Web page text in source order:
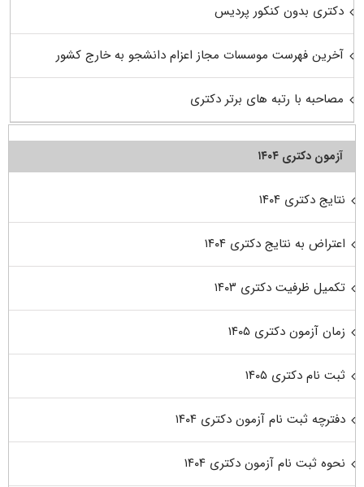
دکتری بدون کنکور پردیس
آخرین فهرست موسسات مجاز اعزام دانشجو به خارج کشور
مصاحبه با رتبه های برتر دکتری
آزمون دکتری ۱۴۰۴
نتایج دکتری ۱۴۰۴
اعتراض به نتایج دکتری ۱۴۰۴
تکمیل ظرفیت دکتری ۱۴۰۳
زمان آزمون دکتری ۱۴۰۵
ثبت نام دکتری ۱۴۰۵
دفترچه ثبت نام آزمون دکتری ۱۴۰۴
نحوه ثبت نام آزمون دکتری ۱۴۰۴